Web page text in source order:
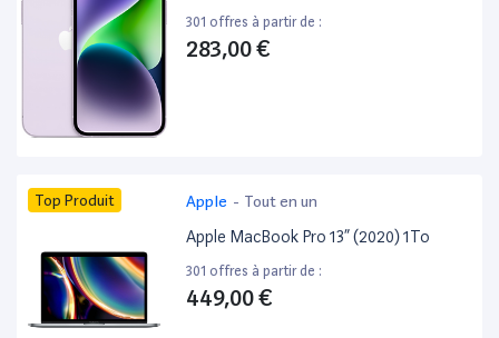
301 offres à partir de :
283,00 €
Top Produit Apple - Tout en un
Apple MacBook Pro 13” (2020) 1To
301 offres à partir de :
449,00 €